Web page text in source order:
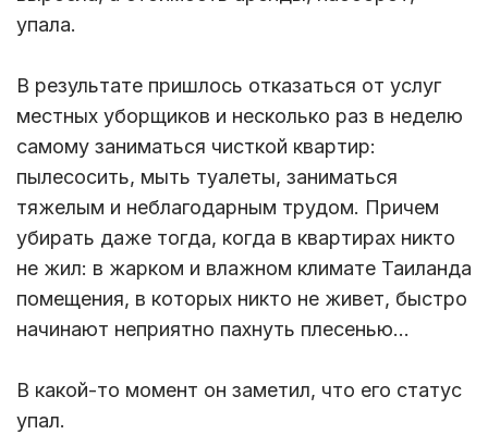
упала.
В результате пришлось отказаться от услуг
местных уборщиков и несколько раз в неделю
самому заниматься чисткой квартир:
пылесосить, мыть туалеты, заниматься
тяжелым и неблагодарным трудом. Причем
убирать даже тогда, когда в квартирах никто
не жил: в жарком и влажном климате Таиланда
помещения, в которых никто не живет, быстро
начинают неприятно пахнуть плесенью…
В какой-то момент он заметил, что его статус
упал.